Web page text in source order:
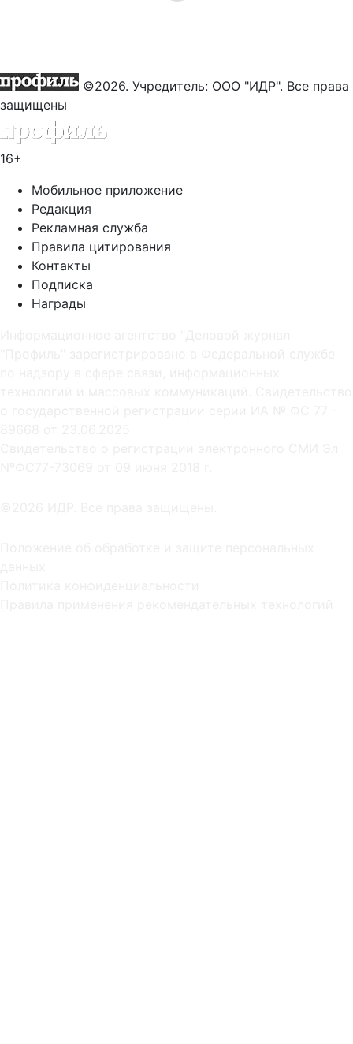
©2026. Учредитель: ООО "ИДР". Все права
защищены
16+
Мобильное приложение
Редакция
Рекламная служба
Правила цитирования
Контакты
Подписка
Награды